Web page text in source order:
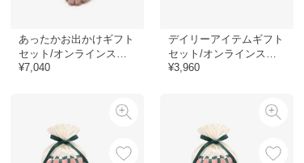
あったかお出かけギフト
セット/オンラインスト
ア限定
¥7,040
デイリーアイテムギフト
セット/オンラインスト
ア限定
¥3,960